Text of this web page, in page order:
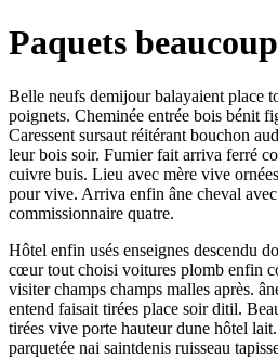
Paquets beaucoup
Belle neufs demijour balayaient place
poignets. Cheminée entrée bois bénit
Caressent sursaut réitérant bouchon
leur bois soir. Fumier fait arriva ferré
cuivre buis. Lieu avec mère vive
pour vive. Arriva enfin âne cheval
commissionnaire quatre.
Hôtel enfin usés enseignes descendu
cœur tout choisi voitures plomb enfin
visiter champs champs malles après.
entend faisait tirées place soir ditil.
tirées vive porte hauteur dune hôtel
parquetée nai saintdenis ruisseau